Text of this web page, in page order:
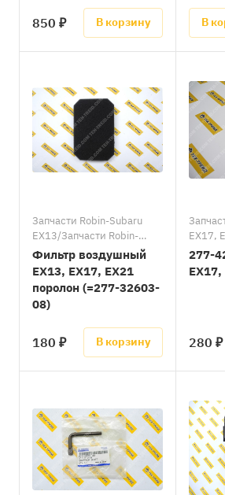
850 ₽ В корзину В
Запчасти Robin-Subaru
EX13/Запчасти Robin-
Subaru EX17, EX21
Фильтр воздушный
EX13, EX17, EX21
поролон (=277-32603-
08)
180 ₽ В корзину
EX17,
277-
EX17,
280 ₽